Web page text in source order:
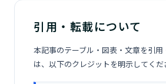
引用・転載について
本記事のテーブル・図表・文章を引用
は、以下のクレジットを明示してくだ